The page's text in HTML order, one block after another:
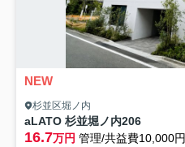
NEW
杉並区堀ノ内
aLATO 杉並堀ノ内206
16.7万円 管理/共益費10,000円